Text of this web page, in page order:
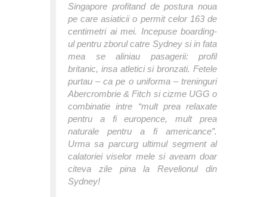
Singapore profitand de postura noua
pe care asiaticii o permit celor 163 de
centimetri ai mei. Incepuse boarding-
ul pentru zborul catre Sydney si in fata
mea se aliniau pasagerii: profil
britanic, insa atletici si bronzati. Fetele
purtau – ca pe o uniforma – treninguri
Abercrombrie & Fitch si cizme UGG o
combinatie intre “mult prea relaxate
pentru a fi europence, mult prea
naturale pentru a fi americance”.
Urma sa parcurg ultimul segment al
calatoriei viselor mele si aveam doar
citeva zile pina la Revelionul din
Sydney!